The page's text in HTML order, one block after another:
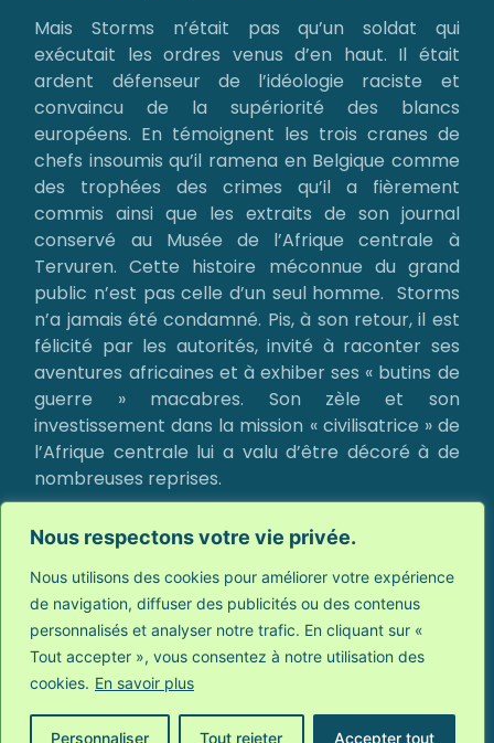
Nous respectons votre vie privée.
Nous utilisons des cookies pour améliorer votre expérience
de navigation, diffuser des publicités ou des contenus
personnalisés et analyser notre trafic. En cliquant sur «
Tout accepter », vous consentez à notre utilisation des
cookies. En savoir plus
Personnaliser Tout rejeter Accepter tout
Mais Storms n’était pas qu’un soldat qui
exécutait les ordres venus d’en haut. Il était
ardent défenseur de l’idéologie raciste et
convaincu de la supériorité des blancs
européens. En témoignent les trois cranes de
chefs insoumis qu’il ramena en Belgique comme
des trophées des crimes qu’il a fièrement
commis ainsi que les extraits de son journal
conservé au Musée de l’Afrique centrale à
Tervuren. Cette histoire méconnue du grand
public n’est pas celle d’un seul homme. Storms
n’a jamais été condamné. Pis, à son retour, il est
félicité par les autorités, invité à raconter ses
aventures africaines et à exhiber ses « butins de
guerre » macabres. Son zèle et son
investissement dans la mission « civilisatrice » de
l’Afrique centrale lui a valu d’être décoré à de
nombreuses reprises.
conservés à l’Institut Royal des Sciences
naturelles de Belgique (IRSNB) mais n’ont jamais
été exposés. Rangés puis oubliés, ces restes
humains ont eu le même destin que l’histoire
qu’ils renferment.
Il est pourtant inadmissible qu’aucun débat
public n’ait été ouvert sur les conditions